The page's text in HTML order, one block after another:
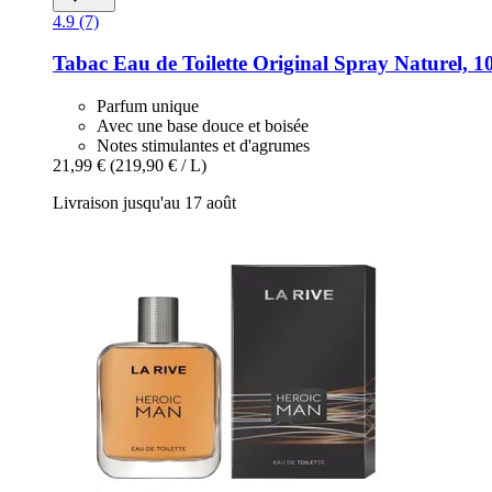
4.9 (7)
Tabac Eau de Toilette Original Spray Naturel,
Parfum unique
Avec une base douce et boisée
Notes stimulantes et d'agrumes
21,99 € (219,90 € / L)
Livraison jusqu'au 17 août